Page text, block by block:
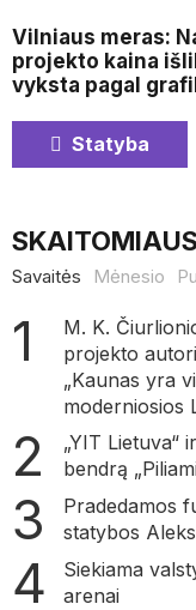
Vilniaus meras:
projekto kaina
vyksta pagal
Statyba
Savaitės Mėnesio
M. K.
projekto
„Kaunas yra
moderniosios
„YIT Lietuva“
bendrą
Pradedamos
statybos
Siekiama
arenai